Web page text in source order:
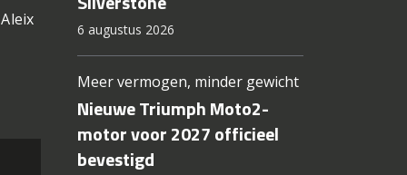
6 augustus 2026
Meer vermogen, minder gewicht
Nieuwe Triumph Moto2-
motor voor 2027 officieel
bevestigd